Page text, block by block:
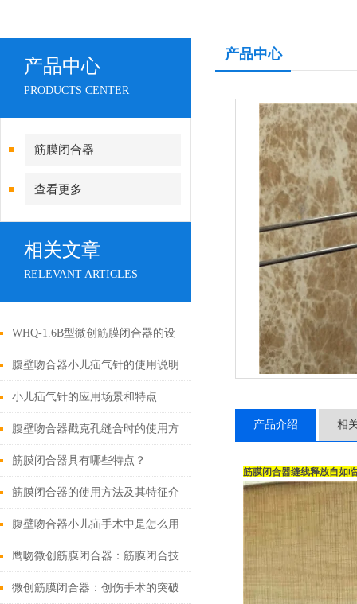
产品中心
PRODUCTS CENTER
筋膜闭合器
查看更多
相关文章
RELEVANT ARTICLES
WHQ-1.6B型微创筋膜闭合器的设
计原理与应用
腹壁吻合器小儿疝气针的使用说明
小儿疝气针的应用场景和特点
腹壁吻合器戳克孔缝合时的使用方
法
筋膜闭合器具有哪些特点？
筋膜闭合器的使用方法及其特征介
绍
腹壁吻合器小儿疝手术中是怎么用
的
鹰吻微创筋膜闭合器：筋膜闭合技
术大突破
微创筋膜闭合器：创伤手术的突破
产品中心
产品介绍 相
筋膜闭合器缝线释放自如